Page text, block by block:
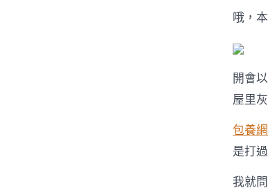
哦，
開會
屋里
包養網
是打
我就